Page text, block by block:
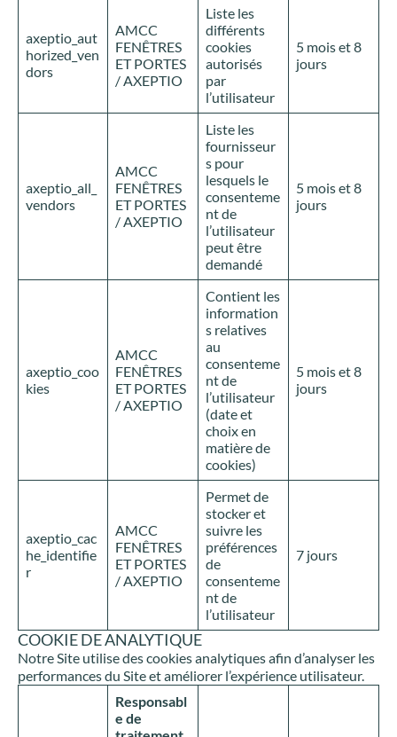
axeptio_aut
horized_ven
dors
AMCC
FENÊTRES
ET PORTES
/ AXEPTIO
Liste les
différents
cookies
autorisés
par
l’utilisateur
5 mois et 8
jours
axeptio_all_
vendors
AMCC
FENÊTRES
ET PORTES
/ AXEPTIO
Liste les
fournisseur
s pour
lesquels le
consenteme
nt de
l’utilisateur
peut être
demandé
5 mois et 8
jours
axeptio_coo
kies
AMCC
FENÊTRES
ET PORTES
/ AXEPTIO
Contient les
information
s relatives
au
consenteme
nt de
l’utilisateur
(date et
choix en
matière de
cookies)
5 mois et 8
jours
axeptio_cac
he_identifie
r
AMCC
FENÊTRES
ET PORTES
/ AXEPTIO
Permet de
stocker et
suivre les
préférences
de
consenteme
nt de
l’utilisateur
7 jours
COOKIE DE ANALYTIQUE
Notre Site utilise des cookies analytiques afin d’analyser les
performances du Site et améliorer l’expérience utilisateur.
Responsabl
e de